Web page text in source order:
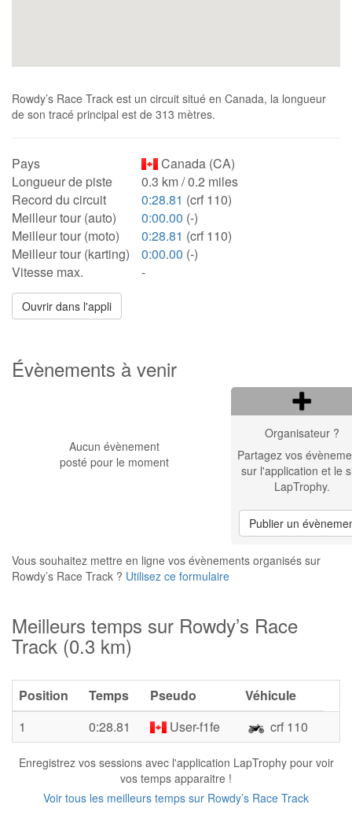
Rowdy’s Race Track est un circuit situé en Canada, la longueur
de son tracé principal est de 313 mètres.
Pays
Canada (CA)
Longueur de piste
0.3 km / 0.2 miles
Record du circuit
0:28.81 (crf 110)
Meilleur tour (auto)
0:00.00 (-)
Meilleur tour (moto)
0:28.81 (crf 110)
Meilleur tour (karting)
0:00.00 (-)
Vitesse max.
-
Ouvrir dans l'appli
Évènements à venir
Aucun évènement
posté pour le moment
Organisateur ?
Partagez vos
sur l'application et le
LapTrophy.
Publier un
Vous souhaitez mettre en ligne vos évènements organisés sur
Rowdy’s Race Track ? Utilisez ce formulaire
Meilleurs temps sur Rowdy’s Race
Track (0.3 km)
Position Temps Pseudo
Véhicule
1
0:28.81 User-f1fe crf 110
Enregistrez vos sessions avec l'application LapTrophy pour voir
vos temps apparaitre !
Voir tous les meilleurs temps sur Rowdy’s Race Track